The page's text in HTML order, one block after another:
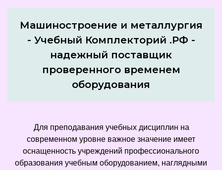
Машиностроение и металлургия
- Учебный Комплекторий .РФ -
надежный поставщик
проверенного временем
оборудования
Для преподавания учебных дисциплин на
современном уровне важное значение имеет
оснащенность учреждений профессионального
образования учебным оборудованием, наглядными